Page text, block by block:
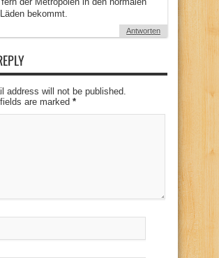
bekommt.
Antworten
address will not be published.
are marked *